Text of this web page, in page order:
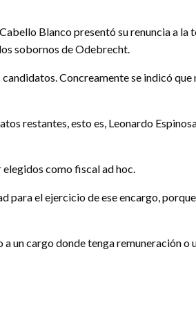
Blanco presentó su renuncia a
sobornos de Odebrecht.
Concreamente se indicó
restantes, esto es, Leonardo
como fiscal ad hoc.
para el ejercicio de ese encargo,
un cargo donde tenga remuneración o